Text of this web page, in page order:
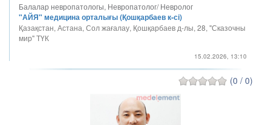
Балалар невропатологы, Невропатолог/ Невролог
"АЙЯ" медицина орталығы (Қошқарбаев к-сі)
Қазақстан, Астана, Сол жағалау, Қошқарбаев д-лы, 28, "Сказочны
мир" ТҮК
15.02.2026, 13:10
(0 / 0)